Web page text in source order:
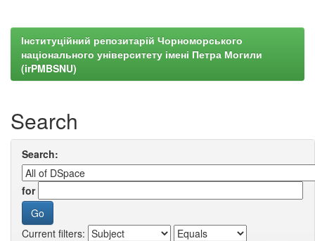
Інституційний репозитарій Чорноморського
національного університету імені Петра Могили
(irPMBSNU)
Search
Search:
for
Current filters: